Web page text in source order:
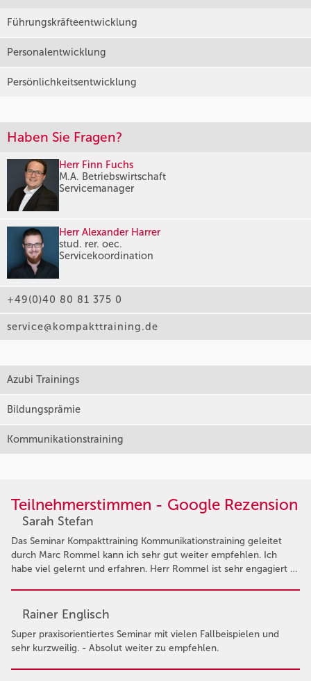
Führungskräfteentwicklung
Personalentwicklung
Persönlichkeitsentwicklung
Haben Sie Fragen?
Herr Finn Fuchs
M.A. Betriebswirtschaft
Servicemanager
Herr Alexander Harrer
stud. rer. oec.
Servicekoordination
+49(0)40 80 81 375 0
service@kompakttraining.de
Azubi Trainings
Bildungsprämie
Kommunikationstraining
Teilnehmerstimmen - Google Rezension
Sarah Stefan
Das Seminar Kompakttraining Kommunikationstraining geleitet
durch Marc Rommel kann ich sehr gut weiter empfehlen. Ich
habe viel gelernt und erfahren. Herr Rommel ist sehr engagiert …
Rainer Englisch
Super praxisorientiertes Seminar mit vielen Fallbeispielen und
sehr kurzweilig. - Absolut weiter zu empfehlen.